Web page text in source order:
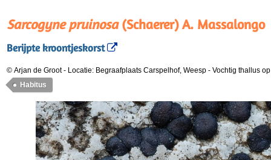
Sarcogyne pruinosa(Schaerer) A. Massalongo
Berijpte kroontjeskorst
© Arjan de Groot- Locatie: Begraafplaats Carspelhof, Weesp - Vochtig thallus
Habitus